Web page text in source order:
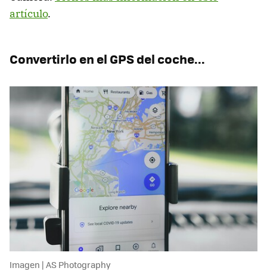
artículo.
Convertirlo en el GPS del coche...
Imagen | AS Photography